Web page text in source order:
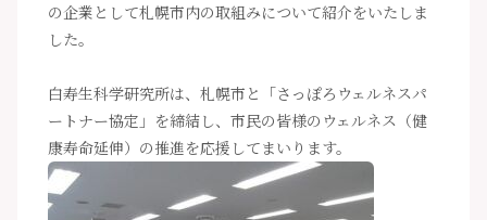
の企業として札幌市内の取組みについて紹介をいたしま
した。
白寿生科学研究所は、札幌市と「さっぽろウェルネスパ
ートナー協定」を締結し、市民の皆様のウェルネス（健
康寿命延伸）の推進を応援してまいります。